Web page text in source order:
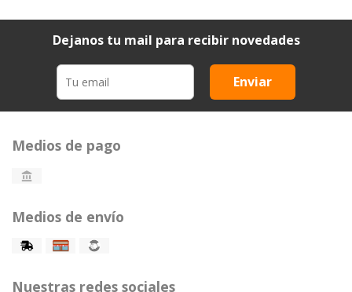
Dejanos tu mail para recibir novedades
Enviar
Medios de pago
Medios de envío
Nuestras redes sociales